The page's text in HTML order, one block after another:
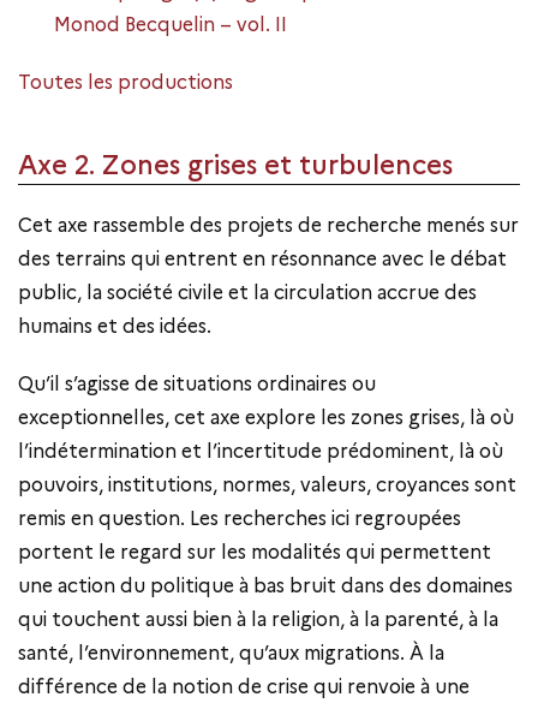
Monod Becquelin – vol. II
Toutes les productions
Axe 2. Zones grises et turbulences
Cet axe rassemble des projets de recherche menés sur
des terrains qui entrent en résonnance avec le débat
public, la société civile et la circulation accrue des
humains et des idées.
Qu’il s’agisse de situations ordinaires ou
exceptionnelles, cet axe explore les zones grises, là où
l’indétermination et l’incertitude prédominent, là où
pouvoirs, institutions, normes, valeurs, croyances sont
remis en question. Les recherches ici regroupées
portent le regard sur les modalités qui permettent
une action du politique à bas bruit dans des domaines
qui touchent aussi bien à la religion, à la parenté, à la
santé, l’environnement, qu’aux migrations. À la
différence de la notion de crise qui renvoie à une